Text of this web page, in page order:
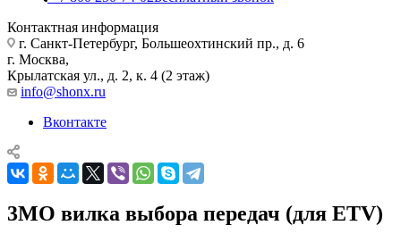
Контактная информация
г. Санкт-Петербург, Большеохтинский пр., д. 6
г. Москва,
Крылатская ул., д. 2, к. 4 (2 этаж)
info@shonx.ru
Вконтакте
3MO вилка выбора передач (для ETV)